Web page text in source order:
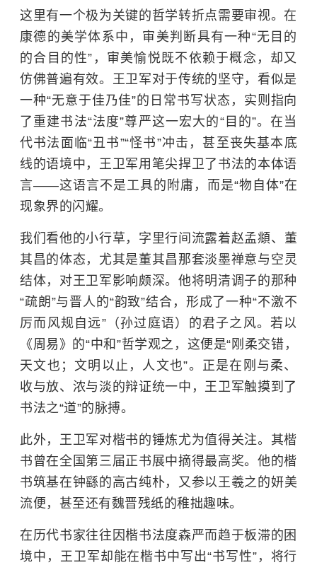
这里有一个极为关键的哲学转折点需要审视。在
康德的美学体系中，审美判断具有一种“无目的
的合目的性”，审美愉悦既不依赖于概念，却又
仿佛普遍有效。王卫军对于传统的坚守，看似是
一种“无意于佳乃佳”的日常书写状态，实则指向
了重建书法“法度”尊严这一宏大的“目的”。在当
代书法面临“丑书”“怪书”冲击，甚至丧失基本底
线的语境中，王卫军用笔尖捍卫了书法的本体语
言——这语言不是工具的附庸，而是“物自体”在
现象界的闪耀。
我们看他的小行草，字里行间流露着赵孟頫、 董
其昌 的体态，尤其是董其昌那套淡墨禅意与空灵
结体，对王卫军影响颇深。他将明清调子的那种
“疏朗”与晋人的“韵致”结合，形成了一种“不激不
厉而风规自远”（孙过庭语）的君子之风。若以
《周易》的“中和”哲学观之，这便是“刚柔交错，
天文也；文明以止，人文也”。正是在刚与柔、
收与放、浓与淡的辩证统一中，王卫军触摸到了
书法之“道”的脉搏。
此外，王卫军对楷书的锤炼尤为值得关注。其楷
书曾在全国第三届正书展中摘得最高奖。他的楷
书筑基在钟繇 的高古纯朴，又参以王羲之的妍美
流便，甚至还有魏晋残纸的稚拙趣味。
在历代书家往往因楷书法度森严而趋于板滞的困
境中，王卫军却能在楷书中写出“书写性”，将行